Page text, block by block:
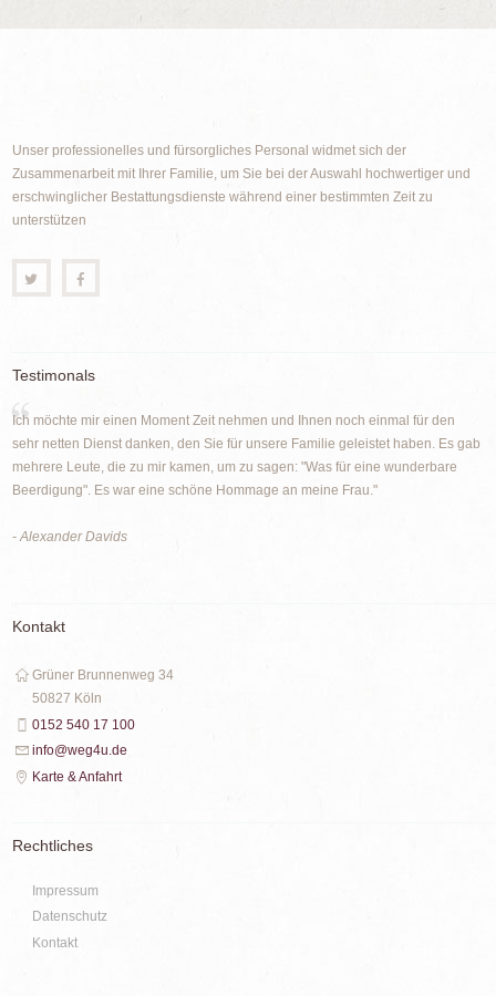
Unser professionelles und fürsorgliches Personal widmet sich der
Zusammenarbeit mit Ihrer Familie, um Sie bei der Auswahl hochwertiger und
erschwinglicher Bestattungsdienste während einer bestimmten Zeit zu
unterstützen
Testimonals
Ich möchte mir einen Moment Zeit nehmen und Ihnen noch einmal für den
sehr netten Dienst danken, den Sie für unsere Familie geleistet haben. Es gab
mehrere Leute, die zu mir kamen, um zu sagen: "Was für eine wunderbare
Beerdigung". Es war eine schöne Hommage an meine Frau."
- Alexander Davids
Kontakt
Grüner Brunnenweg 34
50827 Köln
0152 540 17 100
info@weg4u.de
Karte & Anfahrt
Rechtliches
Impressum
Datenschutz
Kontakt